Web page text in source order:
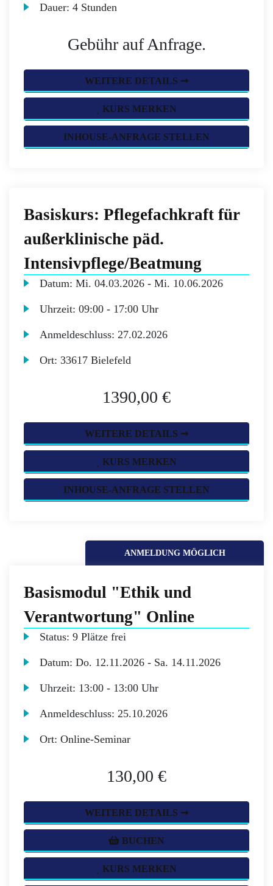
Dauer:4 Stunden
Gebühr auf Anfrage.
WEITERE DETAILS ➞
KURS MERKEN
INHOUSE-ANFRAGE STELLEN
Basiskurs: Pflegefachkraft für
außerklinische päd.
Intensivpflege/Beatmung
Datum:Mi. 04.03.2026 -Mi. 10.06.2026
Uhrzeit:09:00 - 17:00 Uhr
Anmeldeschluss:27.02.2026
Ort:33617 Bielefeld
1390,00 €
WEITERE DETAILS ➞
KURS MERKEN
INHOUSE-ANFRAGE STELLEN
ANMELDUNG MÖGLICH
Basismodul "Ethik und
Verantwortung" Online
Status:9 Plätze frei
Datum:Do. 12.11.2026 - Sa. 14.11.2026
Uhrzeit: 13:00 - 13:00 Uhr
Anmeldeschluss:25.10.2026
Ort:Online-Seminar
130,00 €
WEITERE DETAILS ➞
BUCHEN
KURS MERKEN